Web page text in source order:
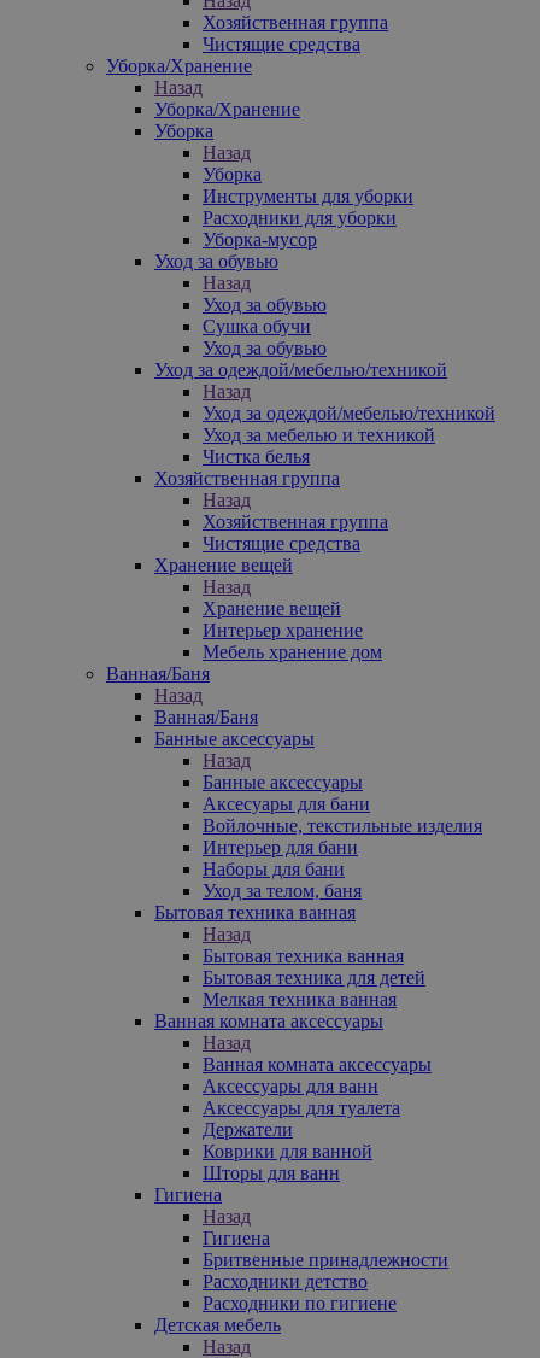
Хозяйственная группа
Чистящие средства
Уборка/Хранение
Назад
Уборка/Хранение
Уборка
Назад
Уборка
Инструменты для уборки
Расходники для уборки
Уборка-мусор
Уход за обувью
Назад
Уход за обувью
Сушка обучи
Уход за обувью
Уход за одеждой/мебелью/техникой
Назад
Уход за одеждой/мебелью/техникой
Уход за мебелью и техникой
Чистка белья
Хозяйственная группа
Назад
Хозяйственная группа
Чистящие средства
Хранение вещей
Назад
Хранение вещей
Интерьер хранение
Мебель хранение дом
Ванная/Баня
Назад
Ванная/Баня
Банные аксессуары
Назад
Банные аксессуары
Аксесуары для бани
Войлочные, текстильные изделия
Интерьер для бани
Наборы для бани
Уход за телом, баня
Бытовая техника ванная
Назад
Бытовая техника ванная
Бытовая техника для детей
Мелкая техника ванная
Ванная комната аксессуары
Назад
Ванная комната аксессуары
Аксессуары для ванн
Аксессуары для туалета
Держатели
Коврики для ванной
Шторы для ванн
Гигиена
Назад
Гигиена
Бритвенные принадлежности
Расходники детство
Расходники по гигиене
Детская мебель
Назад